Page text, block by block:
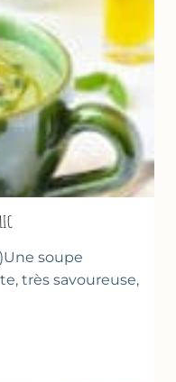
soupe
très savoureuse,